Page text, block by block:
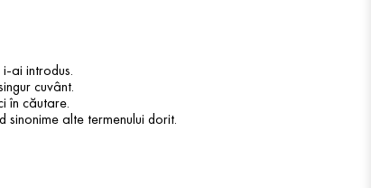
ai introdus.
cuvânt.
în căutare.
sinonime alte termenului dorit.